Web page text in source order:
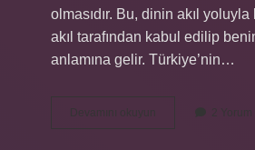
olmasıdır. Bu, dinin akıl
akıl tarafından kabul edilip
anlamına gelir. Türkiye’nin…
Devamını okuyun
Allaha
2 Yorum